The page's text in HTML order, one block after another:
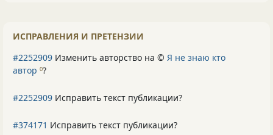
ИСПРАВЛЕНИЯ И ПРЕТЕНЗИИ
#2252909 Изменить авторство на © Я не знаю кто
автор 0?
#2252909 Исправить текст публикации?
#374171 Исправить текст публикации?